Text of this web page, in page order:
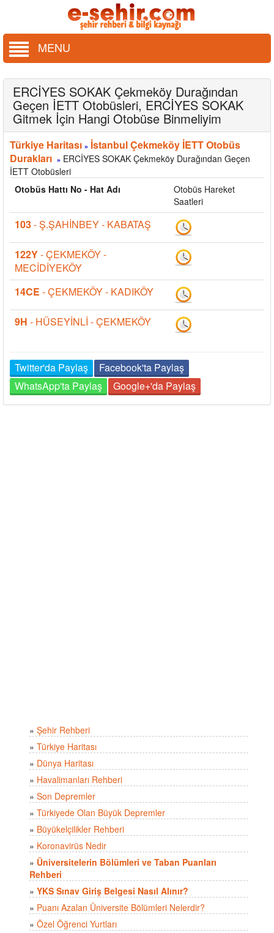
MENU
ERCİYES SOKAK Çekmeköy Durağından
Geçen İETT Otobüsleri, ERCİYES SOKAK
Gitmek İçin Hangi Otobüse Binmeliyim
Türkiye Haritası » İstanbul Çekmeköy İETT Otobüs
Durakları » ERCİYES SOKAK Çekmeköy Durağından Geçen
İETT Otobüsleri
Otobüs Hattı No - Hat Adı
Otobüs Hareket
Saatleri
103- Ş.ŞAHİNBEY - KABATAŞ
122Y- ÇEKMEKÖY -
MECİDİYEKÖY
14CE - ÇEKMEKÖY - KADIKÖY
9H - HÜSEYİNLİ - ÇEKMEKÖY
Twitter'da Paylaş
Facebook'ta Paylaş
WhatsApp'ta Paylaş
Google+'da Paylaş
» Şehir Rehberi
» Türkiye Haritası
» Dünya Haritası
» Havalimanları Rehberi
» Son Depremler
» Türkiyede Olan Büyük Depremler
» Büyükelçilikler Rehberi
» Koronavirüs Nedir
» Üniversitelerin Bölümleri ve Taban Puanları
Rehberi
» YKS Sınav Giriş Belgesi Nasıl Alınır?
» Puanı Azalan Üniversite Bölümleri Nelerdir?
» Özel Öğrenci Yurtları